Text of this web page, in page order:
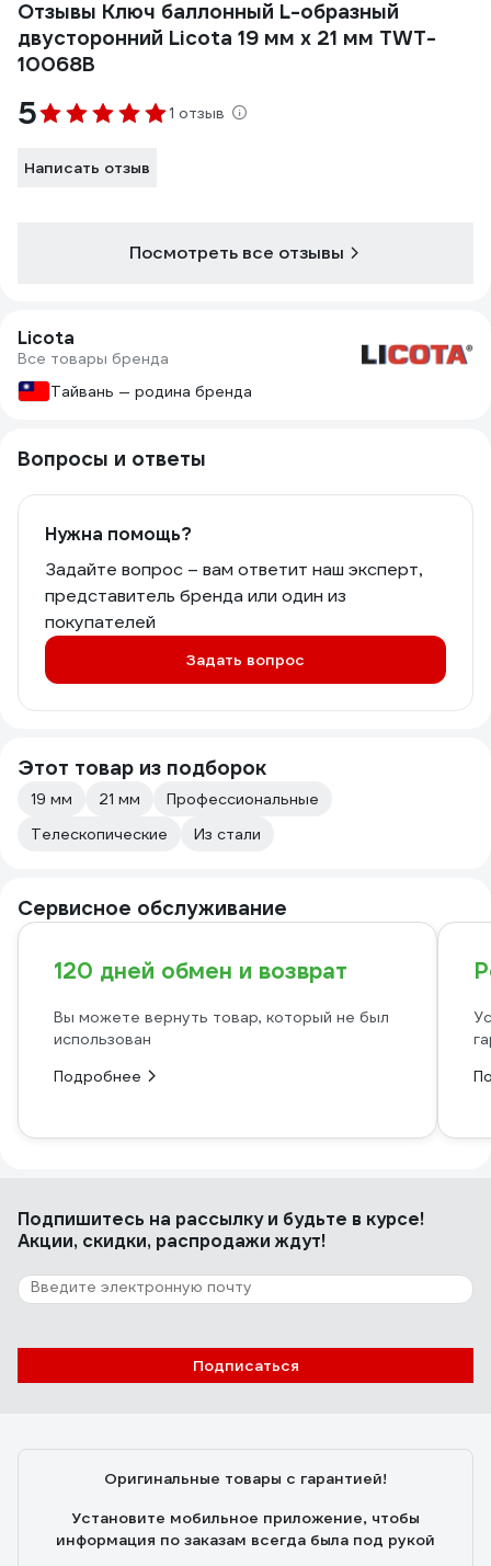
Отзывы Ключ баллонный L-образный
двусторонний Licota 19 мм х 21 мм TWT-
10068B
5 1 отзыв
Написать отзыв
Посмотреть все отзывы
Licota
Все товары бренда
Тайвань — родина бренда
Вопросы и ответы
Нужна помощь?
Задайте вопрос – вам ответит наш эксперт,
представитель бренда или один из
покупателей
Задать вопрос
Этот товар из подборок
19 мм 21 мм
Профессиональные
Телескопические
Из стали
Сервисное обслуживание
120 дней обмен и возврат
Вы можете вернуть товар, который не был
использован
Подробнее
Подпишитесь на рассылкуи будьте в курсе!
Акции, скидки, распродажи ждут!
Подписаться
Оригинальные товары с гарантией!
Установите мобильное приложение, чтобы
информация по заказам всегда была под рукой